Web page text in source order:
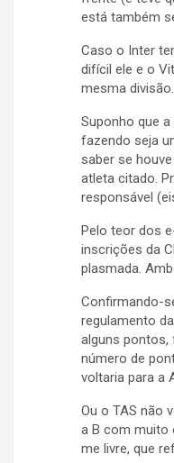
está também
Caso o Inter
difícil ele e o
mesma divisão.
Suponho que
fazendo seja
saber se
atleta citado.
responsável
Pelo teor dos
inscrições da
plasmada.
Confirmando-
regulamento
alguns pontos,
número de
voltaria para a
Ou o TAS não
a B com muito
me livre, que